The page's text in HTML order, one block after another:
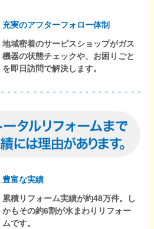
充実のアフターフォロー体制
地域密着のサービスショップがガス
機器の状態チェックや、お困りごと
を即日訪問で解決します。
豊富な実績
累積リフォーム実績が約48万件。し
かもその約6割が水まわりリフォー
ムです。